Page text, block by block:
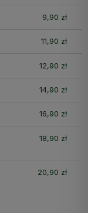
9,90 zł
11,90 zł
12,90 zł
14,90 zł
16,90 zł
18,90 zł
20,90 zł